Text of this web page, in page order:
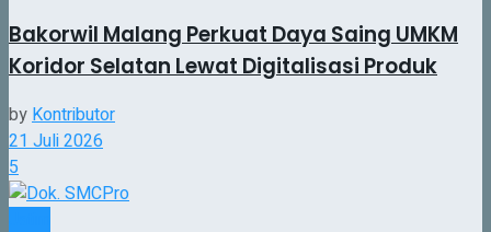
Bakorwil Malang Perkuat Daya Saing UMKM
Koridor Selatan Lewat Digitalisasi Produk
byKontributor
21 Juli 2026
5